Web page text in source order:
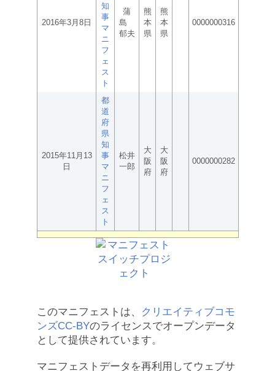
2016年3月8日
知
事
マ
ニ
フ
ェ
ス
ト
蒲
島
郁夫
熊
本
県
熊
本
県
0000000316
2015年11月13
日
都
道
府
県
知
事
マ
ニ
フ
ェ
ス
ト
松井
一郎
大
阪
府
大
阪
府
0000000282
このマニフェストは、
クリエイティブコモ
ンズCC-BYのライセンスでオープンデータ
として提供されています。
マニフェストデータを再利用してウェブサ